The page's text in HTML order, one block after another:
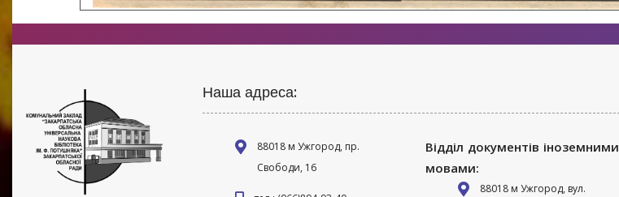
Наша адреса:
88018 м Ужгород, пр.
Свободи, 16
Відділ документів іноземними
мовами:
88018 м Ужгород, вул.